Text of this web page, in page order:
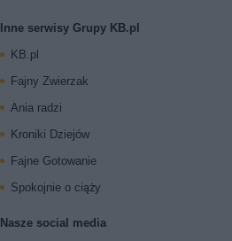
Inne serwisy Grupy KB.pl
KB.pl
Fajny Zwierzak
Ania radzi
Kroniki Dziejów
Fajne Gotowanie
Spokojnie o ciąży
Nasze social media